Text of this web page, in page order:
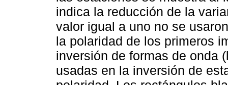
indica la reducción de la
valor igual a uno no se
la polaridad de los primeros
inversión de formas de onda
usadas en la inversión de